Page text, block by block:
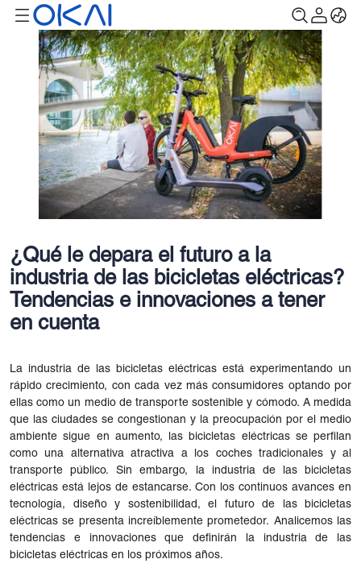
¿Qué le depara el futuro a la
industria de las bicicletas eléctricas?
Tendencias e innovaciones a tener
en cuenta
La industria de las bicicletas eléctricas está experimentando un
rápido crecimiento, con cada vez más consumidores optando por
ellas como un medio de transporte sostenible y cómodo. A medida
que las ciudades se congestionan y la preocupación por el medio
ambiente sigue en aumento, las bicicletas eléctricas se perfilan
como una alternativa atractiva a los coches tradicionales y al
transporte público. Sin embargo, la industria de las bicicletas
eléctricas está lejos de estancarse. Con los continuos avances en
tecnología, diseño y sostenibilidad, el futuro de las bicicletas
eléctricas se presenta increíblemente prometedor. Analicemos las
tendencias e innovaciones que definirán la industria de las
bicicletas eléctricas en los próximos años.